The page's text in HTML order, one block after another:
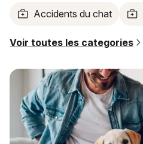
Accidents du chat
Voir toutes les categories